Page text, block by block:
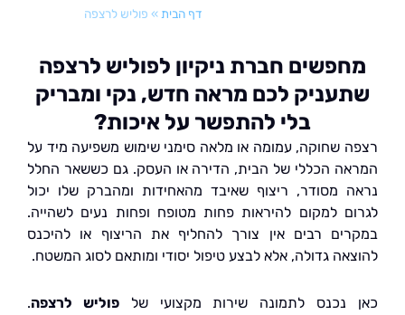
»פוליש לרצפה
חברת ניקיון לפוליש לרצפה
לכם מראה חדש, נקי ומבריק
בלי להתפשר על איכות?
שחוקה, עמומה או מלאה סימני שימוש משפיעה מיד על
הכללי של הבית, הדירה או העסק. גם כששאר החלל
מסודר, ריצוף שאיבד מהאחידות ומהברק שלו יכול
למקום להיראות פחות מטופח ופחות נעים לשהייה.
רבים אין צורך להחליף את הריצוף או להיכנס
גדולה, אלא לבצע טיפול יסודי ומותאם לסוג המשטח.
נכנס לתמונה שירות מקצועי שלפוליש לרצפה